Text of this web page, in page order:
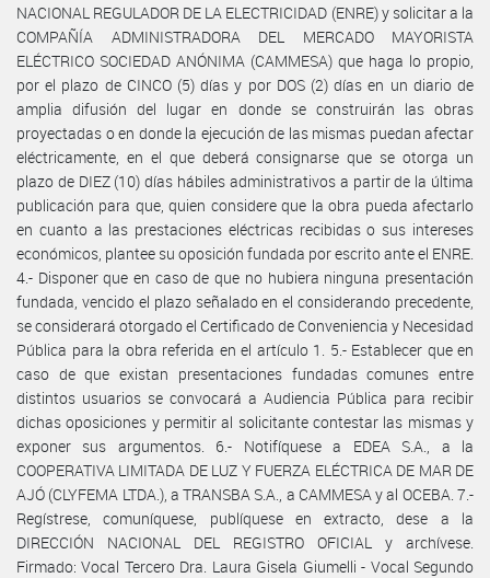
NACIONAL REGULADOR DE LA ELECTRICIDAD (ENRE) y solicitar a la
COMPAÑÍA ADMINISTRADORA DEL MERCADO MAYORISTA
ELÉCTRICO SOCIEDAD ANÓNIMA (CAMMESA) que haga lo propio,
por el plazo de CINCO (5) días y por DOS (2) días en un diario de
amplia difusión del lugar en donde se construirán las obras
proyectadas o en donde la ejecución de las mismas puedan afectar
eléctricamente, en el que deberá consignarse que se otorga un
plazo de DIEZ (10) días hábiles administrativos a partir de la última
publicación para que, quien considere que la obra pueda afectarlo
en cuanto a las prestaciones eléctricas recibidas o sus intereses
económicos, plantee su oposición fundada por escrito ante el ENRE.
4.- Disponer que en caso de que no hubiera ninguna presentación
fundada, vencido el plazo señalado en el considerando precedente,
se considerará otorgado el Certificado de Conveniencia y Necesidad
Pública para la obra referida en el artículo 1. 5.- Establecer que en
caso de que existan presentaciones fundadas comunes entre
distintos usuarios se convocará a Audiencia Pública para recibir
dichas oposiciones y permitir al solicitante contestar las mismas y
exponer sus argumentos. 6.- Notifíquese a EDEA S.A., a la
COOPERATIVA LIMITADA DE LUZ Y FUERZA ELÉCTRICA DE MAR DE
AJÓ (CLYFEMA LTDA.), a TRANSBA S.A., a CAMMESA y al OCEBA. 7.-
Regístrese, comuníquese, publíquese en extracto, dese a la
DIRECCIÓN NACIONAL DEL REGISTRO OFICIAL y archívese.
Firmado: Vocal Tercero Dra. Laura Gisela Giumelli - Vocal Segundo